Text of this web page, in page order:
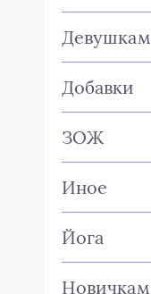
Девушкам
Добавки
ЗОЖ
Иное
Йога
Новичкам